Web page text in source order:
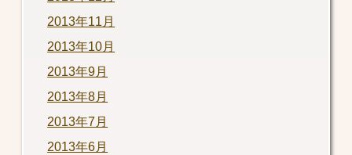
2013年11月
2013年10月
2013年9月
2013年8月
2013年7月
2013年6月